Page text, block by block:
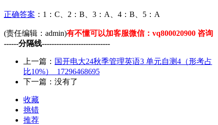
正确答案 ：1：C、2：B、3：A、4：B、5：A
(责任编辑：admin)有不懂可以加客服微信：vq800020900 咨询
------分隔线----------------------------
上一篇： 国开电大24秋季管理英语3 单元自测4（形考占
比10%）_17296468695
下一篇：没有了
收藏
挑错
推荐